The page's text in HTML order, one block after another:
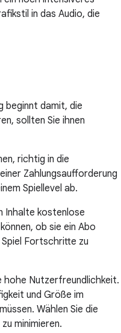
in das Audio, die
beginnt damit, die
sollten Sie ihnen
richtig in die
Zahlungsaufforderung
Spiellevel ab.
Inhalte kostenlose
ob sie ein Abo
Fortschritte zu
hohe Nutzerfreundlichkeit.
und Größe im
Wählen Sie die
minimieren.